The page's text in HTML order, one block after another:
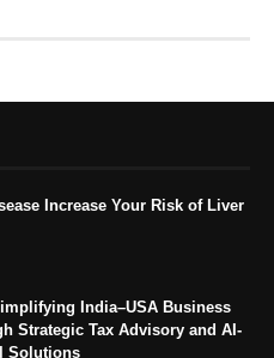
Increase Your Risk of Liver
India–USA Business
Strategic Tax Advisory and AI-
Solutions